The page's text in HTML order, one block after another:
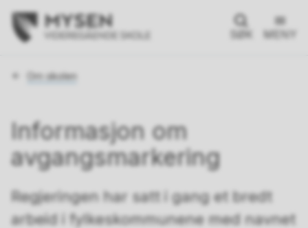
SØK MENY
Du
Om skolen
Informasjon om
avgangsmarkering
Regjeringen har satt i gang et bredt
arbeid i fylkeskommunene med navnet